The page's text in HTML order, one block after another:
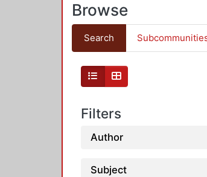
Browse
Search
Filters
Author
Subject